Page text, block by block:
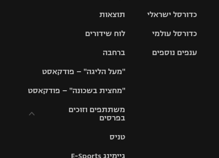
תוצאות
לוח שידורים
ברחבה
"מעל הליגה" – פודקאסט
"מחצית בשכונה" – פודקאסט
משתתפים וזוכים
בפרסים
וזוכים בפרסים
טניס
גיימינג E-Sports
גביע הטוטו
האלופות
ליגה
כדורסל ישראלי
סל
כדורסל עולמי
ענפים נוספים